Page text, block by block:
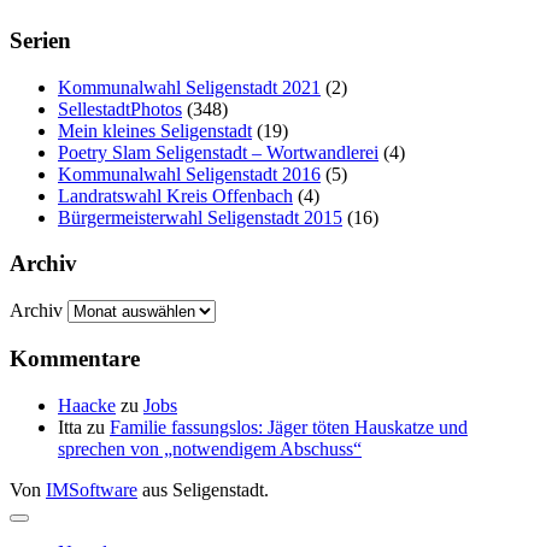
Serien
Kommunalwahl Seligenstadt 2021 (2)
SellestadtPhotos (348)
Mein kleines Seligenstadt (19)
Poetry Slam Seligenstadt – Wortwandlerei (4)
Kommunalwahl Seligenstadt 2016 (5)
Landratswahl Kreis Offenbach (4)
Bürgermeisterwahl Seligenstadt 2015 (16)
Archiv
Archiv
Kommentare
Haacke zu Jobs
Itta zu Familie fassungslos: Jäger töten Hauskatze und
sprechen von „notwendigem Abschuss“
Von IMSoftware aus Seligenstadt.